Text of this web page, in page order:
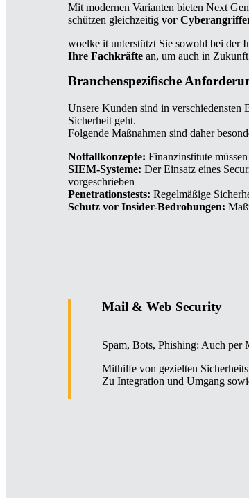
Mit modernen Varianten bieten Next
schützen gleichzeitig vor
woelke it unterstützt Sie sowohl bei der
Ihre Fachkräfte an, um auch in
Branchenspezifische
Unsere Kunden sind in verschiedensten
Sicherheit geht.
Folgende Maßnahmen sind daher
Notfallkonzepte: Finanzinstitute
SIEM-Systeme: Der Einsatz eines
vorgeschrieben
Penetrationstests: Regelmäßige
Schutz vor Insider-Bedrohungen:
Mail & Web Security
Spam, Bots, Phishing: Auch per
Mithilfe von gezielten
Zu Integration und Umgang